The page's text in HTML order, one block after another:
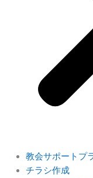
教会サポートプ
チラシ作成